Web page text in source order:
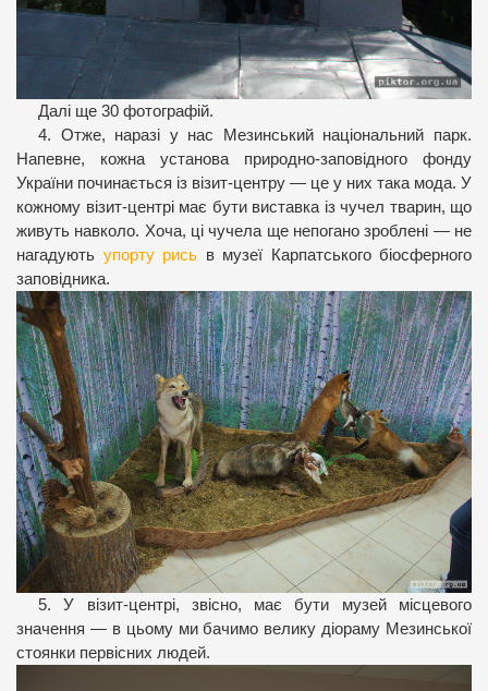
Далі ще 30 фотографій.
4. Отже, наразі у нас Мезинський національний парк.
Напевне, кожна установа природно-заповідного фонду
України починається із візит-центру — це у них така мода. У
кожному візит-центрі має бути виставка із чучел тварин, що
живуть навколо. Хоча, ці чучела ще непогано зроблені — не
нагадують упорту рись в музеї Карпатського біосферного
заповідника.
5. У візит-центрі, звісно, має бути музей місцевого
значення — в цьому ми бачимо велику діораму Мезинської
стоянки первісних людей.